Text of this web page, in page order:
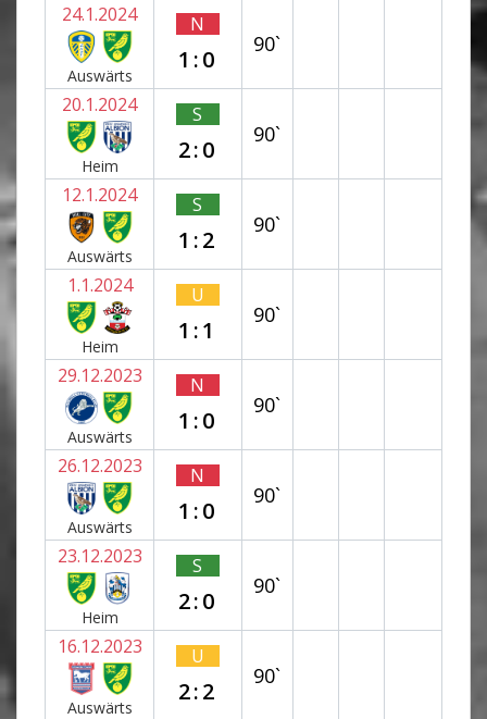
24.1.2024
Auswärts
N
1:0
90`
20.1.2024
Heim
S
2:0
90`
12.1.2024
Auswärts
S
1:2
90`
1.1.2024
Heim
U
1:1
90`
29.12.2023
Auswärts
N
1:0
90`
26.12.2023
Auswärts
N
1:0
90`
23.12.2023
Heim
S
2:0
90`
16.12.2023
Auswärts
U
2:2
90`